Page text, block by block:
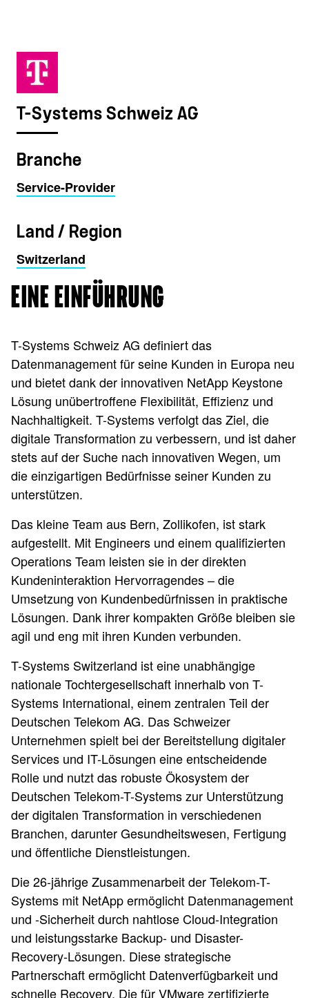
T-Systems Schweiz AG
Branche
Service-Provider
Land / Region
Switzerland
EINE EINFÜHRUNG
T-Systems Schweiz AG definiert das
Datenmanagement für seine Kunden in Europa neu
und bietet dank der innovativen NetApp Keystone
Lösung unübertroffene Flexibilität, Effizienz und
Nachhaltigkeit. T-Systems verfolgt das Ziel, die
digitale Transformation zu verbessern, und ist daher
stets auf der Suche nach innovativen Wegen, um
die einzigartigen Bedürfnisse seiner Kunden zu
unterstützen.
Das kleine Team aus Bern, Zollikofen, ist stark
aufgestellt. Mit Engineers und einem qualifizierten
Operations Team leisten sie in der direkten
Kundeninteraktion Hervorragendes – die
Umsetzung von Kundenbedürfnissen in praktische
Lösungen. Dank ihrer kompakten Größe bleiben sie
agil und eng mit ihren Kunden verbunden.
T-Systems Switzerland ist eine unabhängige
nationale Tochtergesellschaft innerhalb von T-
Systems International, einem zentralen Teil der
Deutschen Telekom AG. Das Schweizer
Unternehmen spielt bei der Bereitstellung digitaler
Services und IT-Lösungen eine entscheidende
Rolle und nutzt das robuste Ökosystem der
Deutschen Telekom-T-Systems zur Unterstützung
der digitalen Transformation in verschiedenen
Branchen, darunter Gesundheitswesen, Fertigung
und öffentliche Dienstleistungen.
Die 26-jährige Zusammenarbeit der Telekom-T-
Systems mit NetApp ermöglicht Datenmanagement
und -Sicherheit durch nahtlose Cloud-Integration
und leistungsstarke Backup- und Disaster-
Recovery-Lösungen. Diese strategische
Partnerschaft ermöglicht Datenverfügbarkeit und
schnelle Recovery. Die für VMware zertifizierte